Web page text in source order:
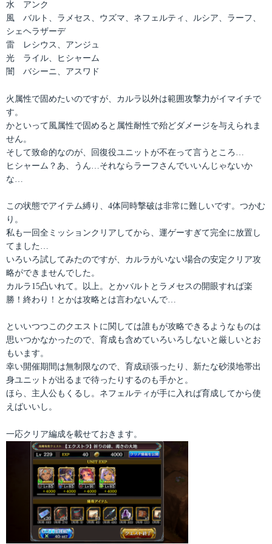
水 アンク
風 バルト、ラメセス、ウズマ、ネフェルティ、ルシア、ラーフ、
シェヘラザーデ
雷 レシウス、アンジュ
光 ライル、ヒシャーム
闇 バシーニ、アスワド
火属性で固めたいのですが、カルラ以外は範囲攻撃力がイマイチで
す。
かといって風属性で固めると属性耐性で殆どダメージを与えられま
せん。
そして致命的なのが、回復役ユニットが不在って言うところ…
ヒシャーム？あ、うん…それならラーフさんでいいんじゃないか
な…
この状態でアイテム縛り、4体同時撃破は非常に難しいです。つかむ
り。
私も一回全ミッションクリアしてから、運ゲーすぎて完全に放置し
てました…
いろいろ試してみたのですが、カルラがいない場合の安定クリア攻
略ができませんでした。
カルラ15凸いれて。以上。とかバルトとラメセスの開眼すれば楽
勝！終わり！とかは攻略とは言わないんで…
といいつつこのクエストに関しては誰もが攻略できるようなものは
思いつかなかったので、育成も含めていろいろしないと厳しいとお
もいます。
幸い開催期間は無制限なので、育成頑張ったり、新たな砂漠地帯出
身ユニットが出るまで待ったりするのも手かと。
ほら、主人公もくるし。ネフェルティが手に入れば育成してから使
えばいいし。
一応クリア編成を載せておきます。